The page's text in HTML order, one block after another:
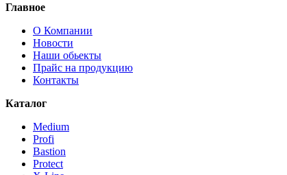
Главное
О Компании
Новости
Наши обьекты
Прайс на продукцию
Контакты
Каталог
Medium
Profi
Bastion
Protect